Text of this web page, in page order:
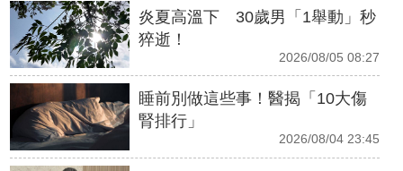
炎夏高溫下 30歲男「1舉動」秒
猝逝！
2026/08/05 08:27
睡前別做這些事！醫揭「10大傷
腎排行」
2026/08/04 23:45